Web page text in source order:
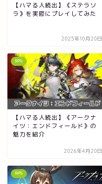
【ハマる人続出】《ステラソ
ラ》を実際にプレイしてみた
2025年10月20日
RPG
【ハマる人続出】《アークナ
イツ：エンドフィールド》の
魅力を紹介
2026年4月20日
RPG